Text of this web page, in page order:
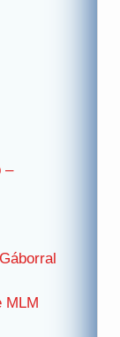
–
MLM